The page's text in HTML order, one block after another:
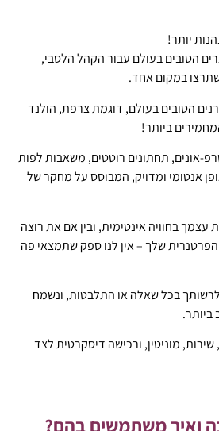
יותר!
הטובים בעולם עבור הקהל הלסבי,
במקום אחד.
הטובים בעולם, דוגמת צרפת, הולנד
ביותר!
אונים, תחתונים רוטטים, משאבות לפות
אנטומי ומדויק, המבוסס על מחקר של
עצמך בחוויה אינטימית, ובין אם את רוצה
שלך – אין לנו ספק שתמצאי פה
בכל שאלה או התלבטות, ונשמח
ביותר.
מוניטין, ורכישה דיסקרטית לצד
ואיך משתמשים בהם?